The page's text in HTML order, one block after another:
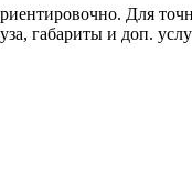
Для
габариты и доп.